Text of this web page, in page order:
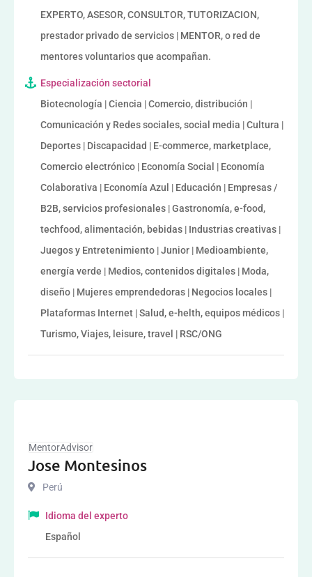
EXPERTO, ASESOR, CONSULTOR, TUTORIZACION,
prestador privado de servicios | MENTOR, o red de
mentores voluntarios que acompañan.
Especialización sectorial
Biotecnología | Ciencia | Comercio, distribución |
Comunicación y Redes sociales, social media | Cultura |
Deportes | Discapacidad | E-commerce, marketplace,
Comercio electrónico | Economía Social | Economía
Colaborativa | Economía Azul | Educación | Empresas /
B2B, servicios profesionales | Gastronomía, e-food,
techfood, alimentación, bebidas | Industrias creativas |
Juegos y Entretenimiento | Junior | Medioambiente,
energía verde | Medios, contenidos digitales | Moda,
diseño | Mujeres emprendedoras | Negocios locales |
Plataformas Internet | Salud, e-helth, equipos médicos |
Turismo, Viajes, leisure, travel | RSC/ONG
MentorAdvisor
Jose Montesinos
Perú
Idioma del experto
Español